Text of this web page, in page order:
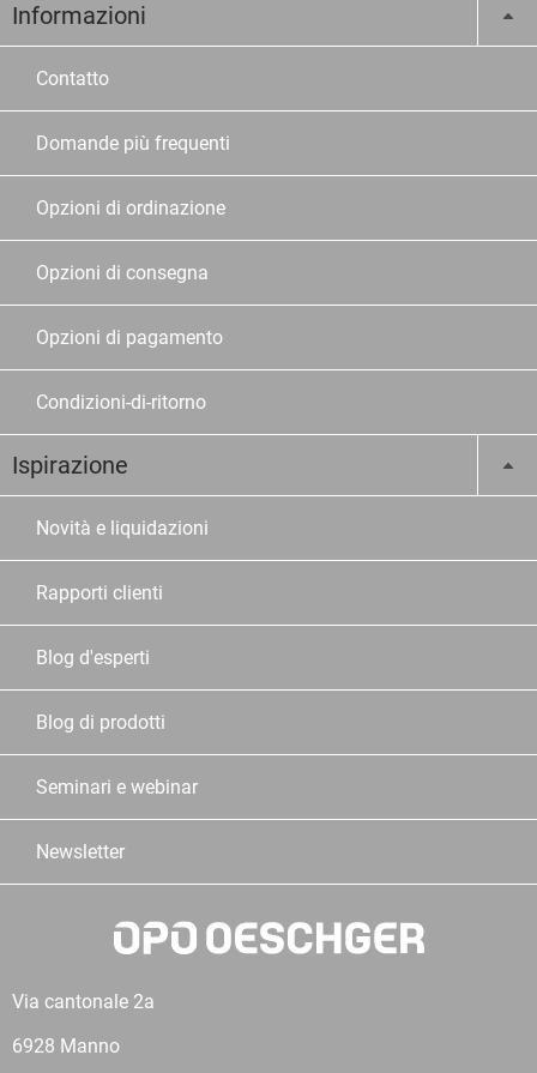
Informazioni
Contatto
Domande più frequenti
Opzioni di ordinazione
Opzioni di consegna
Opzioni di pagamento
Condizioni-di-ritorno
Ispirazione
Novità e liquidazioni
Rapporti clienti
Blog d'esperti
Blog di prodotti
Seminari e webinar
Newsletter
Via cantonale 2a
6928 Manno